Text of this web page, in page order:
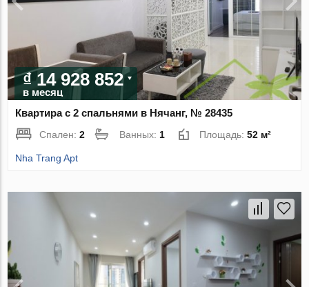
₫ 14 928 852
в месяц
Квартира с 2 спальнями в Нячанг, № 28435
Спален:2 Ванных: 1 Площадь:52 м²
Nha Trang Apt